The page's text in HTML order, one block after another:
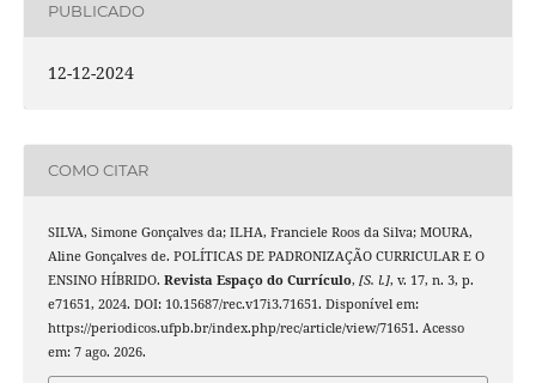
PUBLICADO
12-12-2024
COMO CITAR
SILVA, Simone Gonçalves da; ILHA, Franciele Roos da Silva; MOURA,
Aline Gonçalves de. POLÍTICAS DE PADRONIZAÇÃO CURRICULAR E O
ENSINO HÍBRIDO. Revista Espaço do Currículo, [S. l.], v. 17, n. 3, p.
e71651, 2024. DOI: 10.15687/rec.v17i3.71651. Disponível em:
https://periodicos.ufpb.br/index.php/rec/article/view/71651. Acesso
em: 7 ago. 2026.